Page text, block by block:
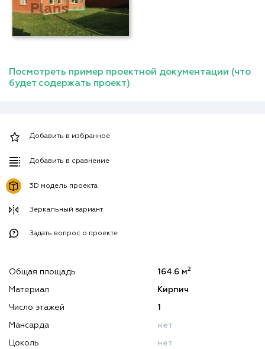
Посмотреть пример проектной документации (что
будет содержать проект)
Добавить в избранное
Добавить в сравнение
3D модель проекта
Зеркальный вариант
Задать вопрос о проекте
Общая площадь 164.6 м2
Материал Кирпич
Число этажей 1
Мансарда нет
Цоколь нет